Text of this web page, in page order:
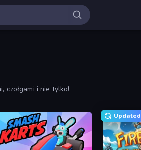
czołgami i nie tylko!
Updated